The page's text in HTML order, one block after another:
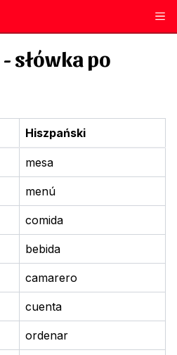
- słówka po
Hiszpański
mesa
menú
comida
bebida
camarero
cuenta
ordenar